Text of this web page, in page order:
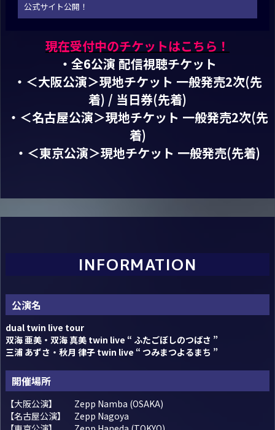
公式サイト公開！
現在受付中のチケットはこちら！
・全6公演 配信視聴チケット
・＜大阪公演＞現地チケット 一般発売2次(先
着) / 当日券(先着)
・＜名古屋公演＞現地チケット 一般発売2次(先
着)
・＜東京公演＞現地チケット 一般発売(先着)
INFORMATION
公演名
dual twin live tour
双海 亜美・双海 真美 twin live “ ふたごぼしのつばさ ”
三浦 あずさ・秋月 律子 twin live “ つみまつよるまち ”
開催場所
【大阪公演】 Zepp Namba (OSAKA)
【名古屋公演】 Zepp Nagoya